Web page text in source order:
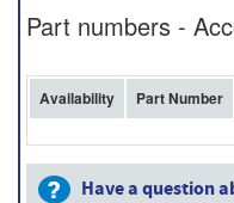
Part numbers -
Availability Part Number
Have a question